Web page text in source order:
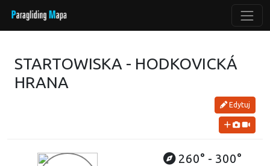
STARTOWISKA - HODKOVICKÁ
HRANA
Edytuj
260° - 300°